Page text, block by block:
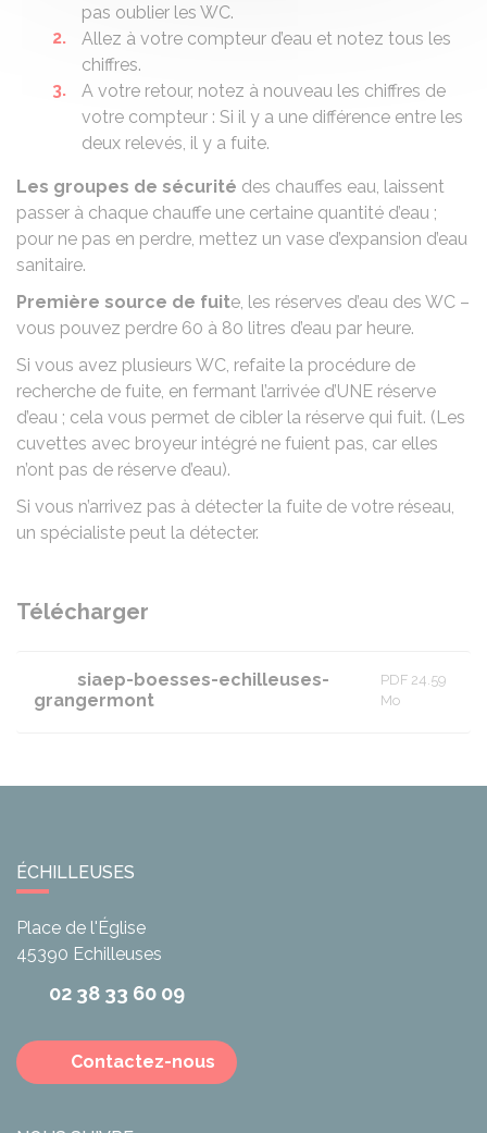
pas oublier les WC.
Allez à votre compteur d’eau et notez tous les
chiffres.
A votre retour, notez à nouveau les chiffres de
votre compteur : Si il y a une différence entre les
deux relevés, il y a fuite.
Les groupes de sécurité des chauffes eau, laissent
passer à chaque chauffe une certaine quantité d’eau ;
pour ne pas en perdre, mettez un vase d’expansion d’eau
sanitaire.
Première source de fuite, les réserves d’eau des WC –
vous pouvez perdre 60 à 80 litres d’eau par heure.
Si vous avez plusieurs WC, refaite la procédure de
recherche de fuite, en fermant l’arrivée d’UNE réserve
d’eau ; cela vous permet de cibler la réserve qui fuit. (Les
cuvettes avec broyeur intégré ne fuient pas, car elles
n’ont pas de réserve d’eau).
Si vous n’arrivez pas à détecter la fuite de votre réseau,
un spécialiste peut la détecter.
Télécharger
siaep-boesses-echilleuses-
grangermont
PDF 24.59
Mo
ÉCHILLEUSES
Place de l'Église
45390 Echilleuses
02 38 33 60 09
Contactez-nous